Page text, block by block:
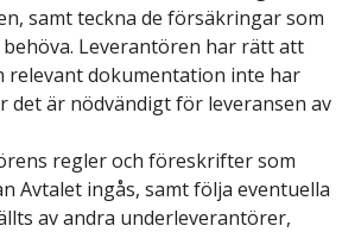
samt teckna de försäkringar som
behöva. Leverantören har rätt att
relevant dokumentation inte har
det är nödvändigt för leveransen av
regler och föreskrifter som
Avtalet ingås, samt följa eventuella
av andra underleverantörer,